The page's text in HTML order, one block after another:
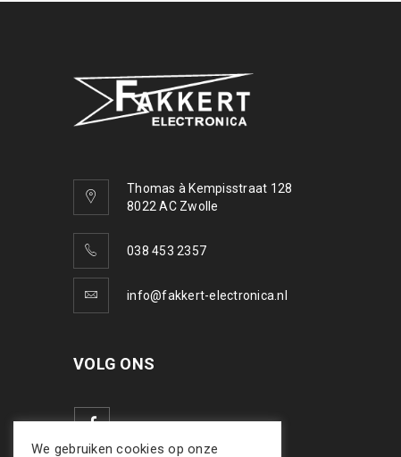
Thomas à Kempisstraat 128
8022 AC Zwolle
038 453 2357
info@fakkert-electronica.nl
VOLG ONS
We gebruiken cookies op onze